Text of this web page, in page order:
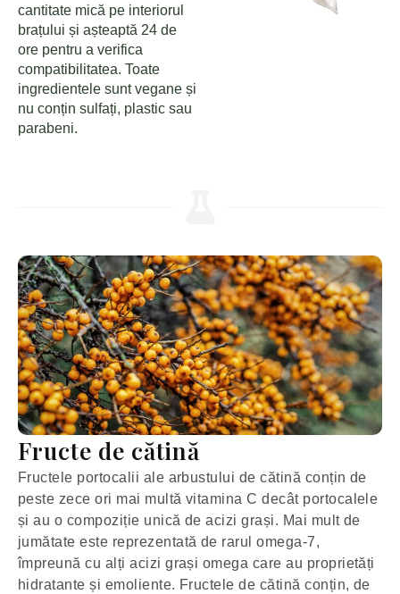
cantitate mică pe interiorul
brațului și așteaptă 24 de
ore pentru a verifica
compatibilitatea. Toate
ingredientele sunt vegane și
nu conțin sulfați, plastic sau
parabeni.
Fructe de cătină
Fructele portocalii ale arbustului de cătină conțin de
peste zece ori mai multă vitamina C decât portocalele
și au o compoziție unică de acizi grași. Mai mult de
jumătate este reprezentată de rarul omega-7,
împreună cu alți acizi grași omega care au proprietăți
hidratante și emoliente. Fructele de cătină conțin, de